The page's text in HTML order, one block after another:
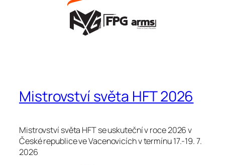
Mistrovství světa HFT 2026
Mistrovství světa HFT se uskuteční v roce 2026 v
České republice ve Vacenovicích v termínu 17.-19. 7.
2026